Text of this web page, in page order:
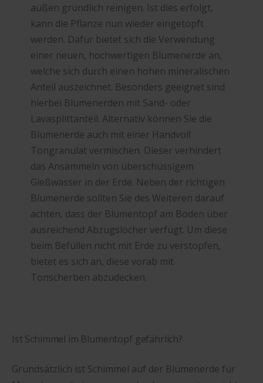
außen gründlich reinigen. Ist dies erfolgt,
kann die Pflanze nun wieder eingetopft
werden. Dafür bietet sich die Verwendung
einer neuen, hochwertigen Blumenerde an,
welche sich durch einen hohen mineralischen
Anteil auszeichnet. Besonders geeignet sind
hierbei Blumenerden mit Sand- oder
Lavasplittanteil. Alternativ können Sie die
Blumenerde auch mit einer Handvoll
Tongranulat vermischen. Dieser verhindert
das Ansammeln von überschüssigem
Gießwasser in der Erde. Neben der richtigen
Blumenerde sollten Sie des Weiteren darauf
achten, dass der Blumentopf am Boden über
ausreichend Abzugslöcher verfügt. Um diese
beim Befüllen nicht mit Erde zu verstopfen,
bietet es sich an, diese vorab mit
Tonscherben abzudecken.
Ist Schimmel im Blumentopf gefährlich?
Grundsätzlich ist Schimmel auf der Blumenerde für